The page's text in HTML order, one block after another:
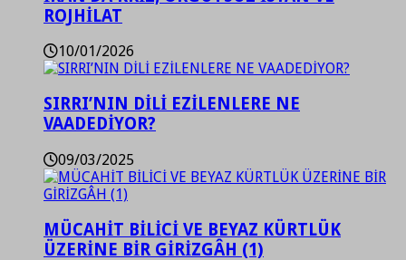
ROJHİLAT
10/01/2026
SIRRI’NIN DİLİ EZİLENLERE NE
VAADEDİYOR?
09/03/2025
MÜCAHİT BİLİCİ VE BEYAZ KÜRTLÜK
ÜZERİNE BİR GİRİZGÂH (1)